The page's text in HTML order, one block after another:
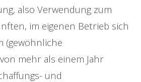
also Verwendung zum
im eigenen Betrieb sich
(gewöhnliche
mehr als einem Jahr
und